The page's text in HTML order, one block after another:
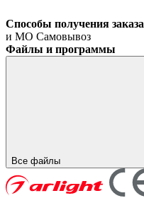
Способы получения заказа
и МО Самовывоз
Файлы и программы
Все файлы